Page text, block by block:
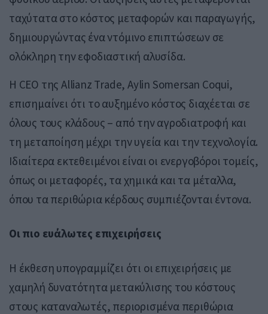
ταχύτατα στο κόστος μεταφορών και παραγωγής,
δημιουργώντας ένα ντόμινο επιπτώσεων σε
ολόκληρη την εφοδιαστική αλυσίδα.
Η CEO της Allianz Trade,Aylin Somersan Coqui,
επισημαίνει ότι το αυξημένο κόστος διαχέεται σε
όλους τους κλάδους – από την αγροδιατροφή και
τη μεταποίηση μέχρι την υγεία και την τεχνολογία.
Ιδιαίτερα εκτεθειμένοι είναι οι ενεργοβόροι τομείς,
όπως οι μεταφορές, τα χημικά και τα μέταλλα,
όπου τα περιθώρια κέρδους συμπιέζονται έντονα.
Οι πιο ευάλωτες επιχειρήσεις
Η έκθεση υπογραμμίζει ότι οι επιχειρήσεις με
χαμηλή δυνατότητα μετακύλισης του κόστους
στους καταναλωτές, περιορισμένα περιθώρια